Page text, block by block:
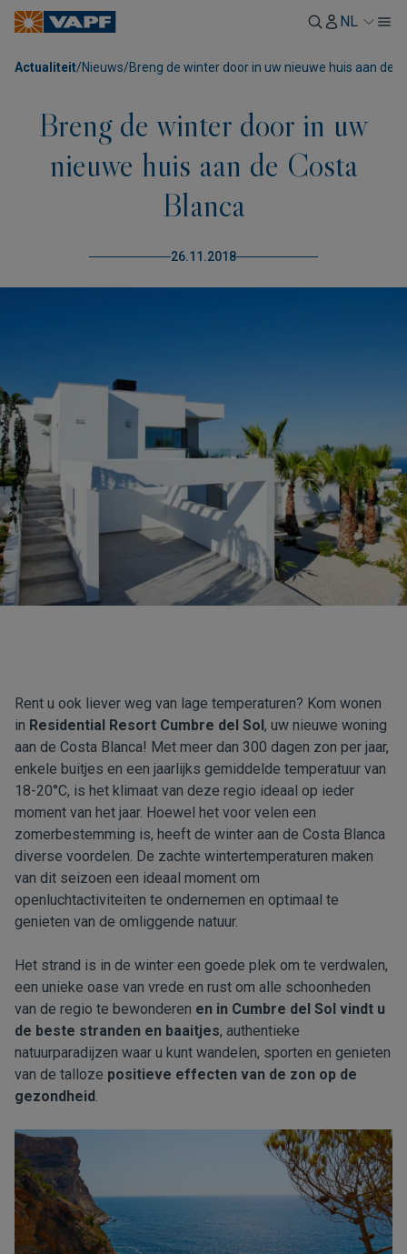
NL
Actualiteit/Nieuws/Breng de winter door in uw nieuwe huis aan de
Breng de winter door in uw
nieuwe huis aan de Costa
Blanca
26.11.2018
Rent u ook liever weg van lage temperaturen? Kom wonen
in Residential Resort Cumbre del Sol, uw nieuwe woning
aan de Costa Blanca! Met meer dan 300 dagen zon per jaar,
enkele buitjes en een jaarlijks gemiddelde temperatuur van
18-20°C, is het klimaat van deze regio ideaal op ieder
moment van het jaar. Hoewel het voor velen een
zomerbestemming is, heeft de winter aan de Costa Blanca
diverse voordelen. De zachte wintertemperaturen maken
van dit seizoen een ideaal moment om
openluchtactiviteiten te ondernemen en optimaal te
genieten van de omliggende natuur.
Het strand is in de winter een goede plek om te verdwalen,
een unieke oase van vrede en rust om alle schoonheden
van de regio te bewonderen en in Cumbre del Sol vindt u
de beste stranden en baaitjes, authentieke
natuurparadijzen waar u kunt wandelen, sporten en genieten
van de talloze positieve effecten van de zon op de
gezondheid.